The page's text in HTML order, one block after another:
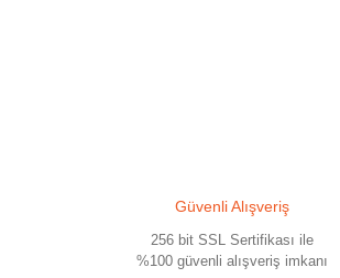
Güvenli Alışveriş
256 bit SSL Sertifikası ile
%100 güvenli alışveriş imkanı